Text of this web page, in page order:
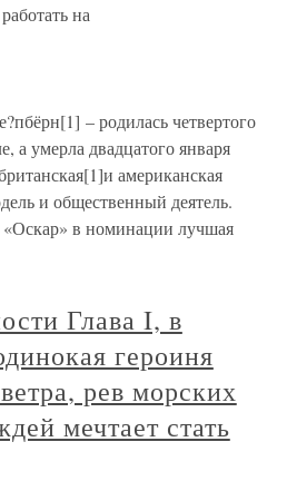
на
– родилась четвертого
а умерла двадцатого января
американская
и общественный деятель.
в номинации лучшая
Глава I, в
героиня
рев морских
мечтает стать